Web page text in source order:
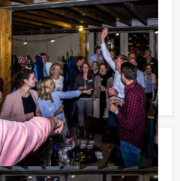
aantal deelnemers? Als u
aantal te betalen, kunt u
personen boeken! Deze quiz
combineren met een
is onmogelijk!